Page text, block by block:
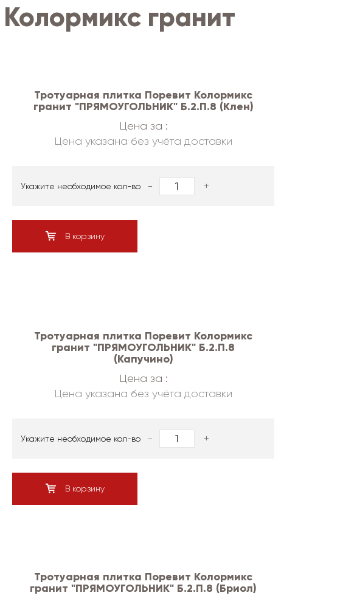
гранит
Тротуарная плитка Поревит Колормикс
гранит "ПРЯМОУГОЛЬНИК" Б.2.П.8 (Клен)
Цена за :
Цена указана без учёта доставки
Укажите необходимое кол-во - +
В корзину
Тротуарная плитка Поревит Колормикс
гранит "ПРЯМОУГОЛЬНИК" Б.2.П.8
(Капучино)
Цена за :
Цена указана без учёта доставки
Укажите необходимое кол-во - +
В корзину
Тротуарная плитка Поревит Колормикс
гранит "ПРЯМОУГОЛЬНИК" Б.2.П.8 (Бриол)